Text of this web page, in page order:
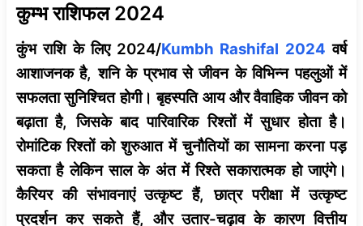
कुम्भ राशिफल 2024
कुंभ राशि के लिए 2024/Kumbh Rashifal 2024 वर्ष
आशाजनक है, शनि के प्रभाव से जीवन के विभिन्न पहलुओं में
सफलता सुनिश्चित होगी। बृहस्पति आय और वैवाहिक जीवन को
बढ़ाता है, जिसके बाद पारिवारिक रिश्तों में सुधार होता है।
रोमांटिक रिश्तों को शुरुआत में चुनौतियों का सामना करना पड़
सकता है लेकिन साल के अंत में रिश्ते सकारात्मक हो जाएंगे।
कैरियर की संभावनाएं उत्कृष्ट हैं, छात्र परीक्षा में उत्कृष्ट
प्रदर्शन कर सकते हैं, और उतार-चढ़ाव के कारण वित्तीय